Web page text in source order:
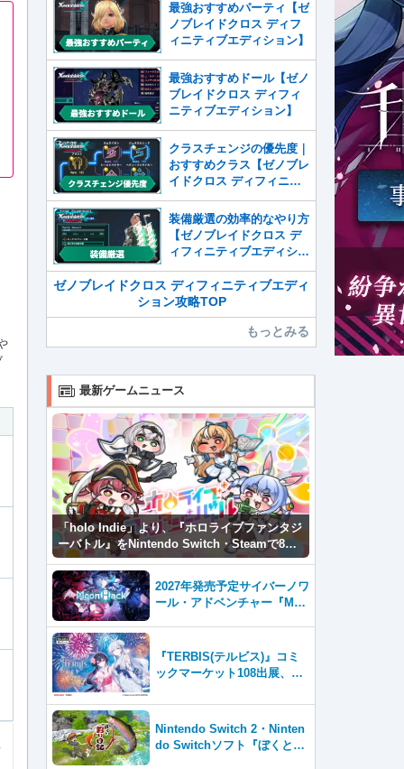
最強おすすめパーティ【ゼ
ノブレイドクロス ディフ
ィニティブエディション】
最強おすすめドール【ゼノ
ブレイドクロス ディフィ
ニティブエディション】
クラスチェンジの優先度｜
おすすめクラス【ゼノブレ
イドクロス ディフィニテ
ィブエディション】
装備厳選の効率的なやり方
【ゼノブレイドクロス デ
ィフィニティブエディショ
ン】
ゼノブレイドクロス ディフィニティブエディ
ション攻略TOP
もっとみる
最新ゲームニュース
「holo Indie」より、『ホロライブファンタジ
ーバトル』をNintendo Switch・Steamで8月7
日発売！
2027年発売予定サイバーノワ
ール・アドベンチャー『Moo
『TERBIS(テルビス)』コミ
ックマーケット108出展、日
強化
Nintendo Switch 2・Ninten
do Switchソフト『ぼくと釣